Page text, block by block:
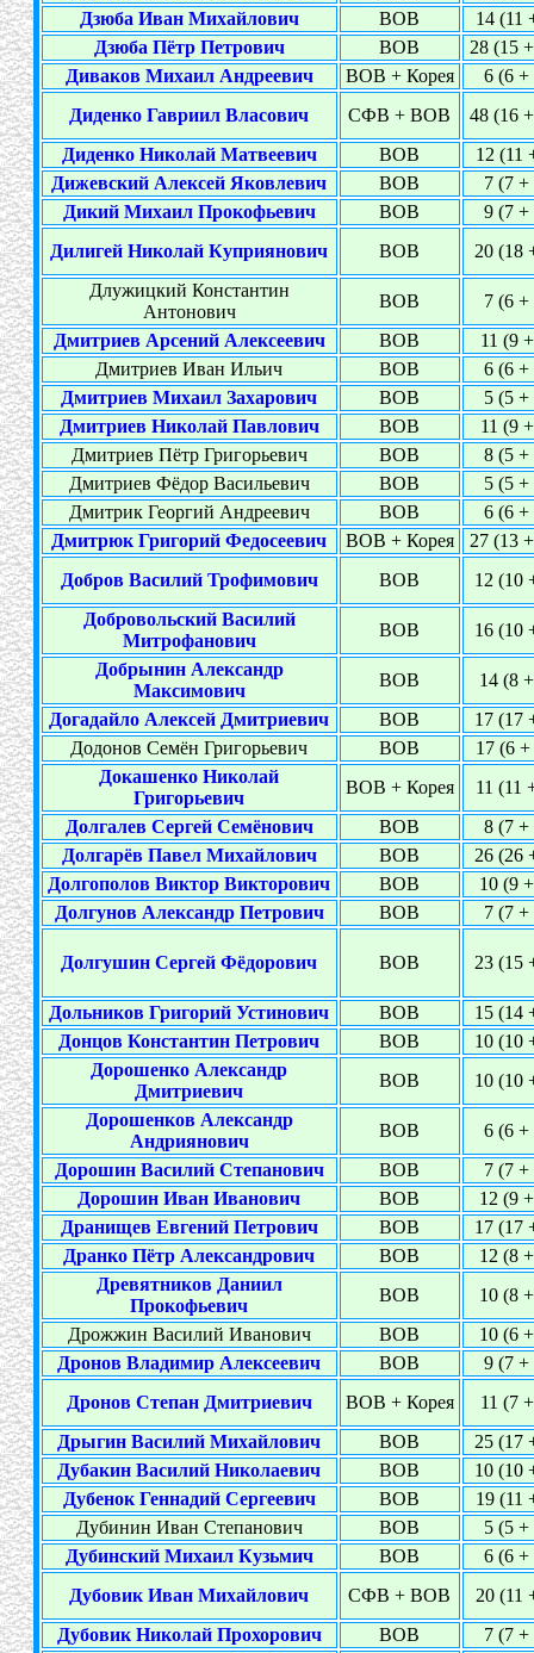
Дзюба Иван Михайлович
ВОВ
14 (11
Дзюба Пётр Петрович
ВОВ
28 (15
Диваков Михаил Андреевич
ВОВ + Корея
6 (6 +
Диденко Гавриил Власович
СФВ + ВОВ
48 (16
Диденко Николай Матвеевич
ВОВ
12 (11
Дижевский Алексей Яковлевич
ВОВ
7 (7 +
Дикий Михаил Прокофьевич
ВОВ
9 (7 +
Дилигей Николай Куприянович
ВОВ
20 (18
Длужицкий Константин
Антонович
ВОВ
7 (6 +
Дмитриев Арсений Алексеевич
ВОВ
11 (9
Дмитриев Иван Ильич
ВОВ
6 (6 +
Дмитриев Михаил Захарович
ВОВ
5 (5 +
Дмитриев Николай Павлович
ВОВ
11 (9
Дмитриев Пётр Григорьевич
ВОВ
8 (5 +
Дмитриев Фёдор Васильевич
ВОВ
5 (5 +
Дмитрик Георгий Андреевич
ВОВ
6 (6 +
Дмитрюк Григорий Федосеевич
ВОВ + Корея
27 (13
Добров Василий Трофимович
ВОВ
12 (10
Добровольский Василий
Митрофанович
ВОВ
16 (10
Добрынин Александр
Максимович
ВОВ
14 (8
Догадайло Алексей Дмитриевич
ВОВ
17 (17
Додонов Семён Григорьевич
ВОВ
17 (6 +
Докашенко Николай
Григорьевич
ВОВ + Корея
11 (11
Долгалев Сергей Семёнович
ВОВ
8 (7 +
Долгарёв Павел Михайлович
ВОВ
26 (26
Долгополов Виктор Викторович
ВОВ
10 (9
Долгунов Александр Петрович
ВОВ 7 (7 +
Долгушин Сергей Фёдорович ВОВ 23 (15
Дольников Григорий Устинович ВОВ
15 (14
Донцов Константин Петрович
ВОВ
10 (10
Дорошенко Александр
Дмитриевич
ВОВ
10 (10
Дорошенков Александр
Андриянович
ВОВ
6 (6 +
Дорошин Василий Степанович
ВОВ
7 (7 +
Дорошин Иван Иванович
ВОВ
12 (9
Дранищев Евгений Петрович
ВОВ
17 (17
Дранко Пётр Александрович
ВОВ
12 (8
Древятников Даниил
Прокофьевич
ВОВ
10 (8
Дрожжин Василий Иванович
ВОВ
10 (6
Дронов Владимир Алексеевич
ВОВ
9 (7 +
Дронов Степан Дмитриевич
ВОВ + Корея
11 (7
Дрыгин Василий Михайлович
ВОВ
25 (17
Дубакин Василий Николаевич
ВОВ
10 (10
Дубенок Геннадий Сергеевич
ВОВ
19 (11
Дубинин Иван Степанович
ВОВ
5 (5 +
Дубинский Михаил Кузьмич
ВОВ
6 (6 +
Дубовик Иван Михайлович
СФВ + ВОВ
20 (11
Дубовик Николай Прохорович
ВОВ 7 (7 +